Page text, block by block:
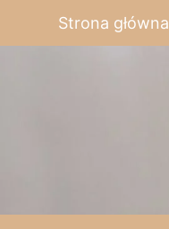
Strona główna